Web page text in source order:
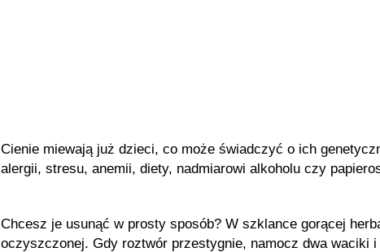
Cienie miewają już dzieci, co może świadczyć o ich
alergii, stresu, anemii, diety, nadmiarowi alkoholu czy
Chcesz je usunąć w prosty sposób? W szklance gorącej
oczyszczonej. Gdy roztwór przestygnie, namocz dwa waciki